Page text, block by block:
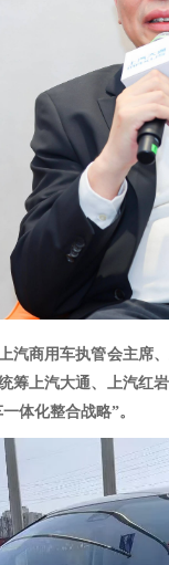
汽商用车执管会主席
筹上汽大通、上汽红
体化整合战略”。